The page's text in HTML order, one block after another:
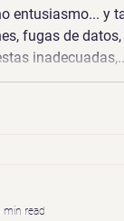
entusiasmo... y
fugas de
min read